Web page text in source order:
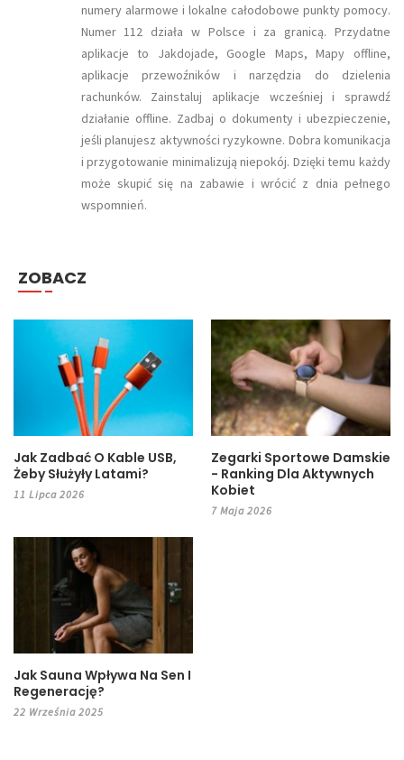
numery alarmowe i lokalne całodobowe punkty pomocy.
Numer 112 działa w Polsce i za granicą. Przydatne
aplikacje to Jakdojade, Google Maps, Mapy offline,
aplikacje przewoźników i narzędzia do dzielenia
rachunków. Zainstaluj aplikacje wcześniej i sprawdź
działanie offline. Zadbaj o dokumenty i ubezpieczenie,
jeśli planujesz aktywności ryzykowne. Dobra komunikacja
i przygotowanie minimalizują niepokój. Dzięki temu każdy
może skupić się na zabawie i wrócić z dnia pełnego
wspomnień.
ZOBACZ
Jak Zadbać O Kable USB,
Żeby Służyły Latami?
11 Lipca 2026
Zegarki Sportowe Damskie
- Ranking Dla Aktywnych
Kobiet
7 Maja 2026
Jak Sauna Wpływa Na Sen I
Regenerację?
22 Września 2025